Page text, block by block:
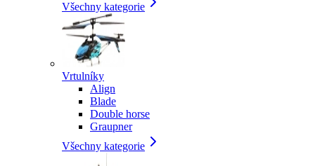
Všechny kategorie
Vrtulníky
Align
Blade
Double horse
Graupner
Všechny kategorie